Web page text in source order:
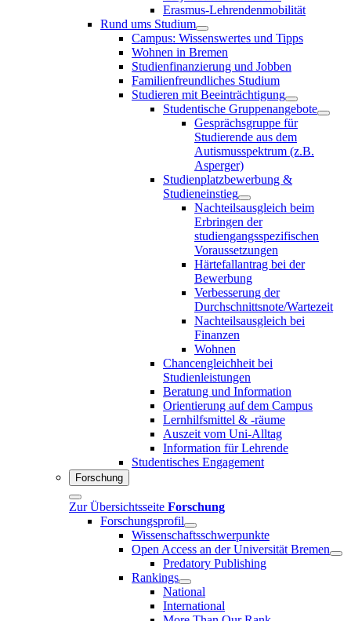
Erasmus-Lehrendenmobilität
Rund ums Studium
Campus: Wissenswertes und Tipps
Wohnen in Bremen
Studienfinanzierung und Jobben
Familienfreundliches Studium
Studieren mit Beeinträchtigung
Studentische Gruppenangebote
Gesprächsgruppe für
Studierende aus dem
Autismusspektrum (z.B.
Asperger)
Studienplatzbewerbung &
Studieneinstieg
Nachteilsausgleich beim
Erbringen der
studiengangsspezifischen
Voraussetzungen
Härtefallantrag bei der
Bewerbung
Verbesserung der
Durchschnittsnote/Wartezeit
Nachteilsausgleich bei
Finanzen
Wohnen
Chancengleichheit bei
Studienleistungen
Beratung und Information
Orientierung auf dem Campus
Lernhilfsmittel & -räume
Auszeit vom Uni-Alltag
Information für Lehrende
Studentisches Engagement
Forschung
Zur Übersichtsseite Forschung
Forschungsprofil
Wissenschaftsschwerpunkte
Open Access an der Universität Bremen
Predatory Publishing
Rankings
National
International